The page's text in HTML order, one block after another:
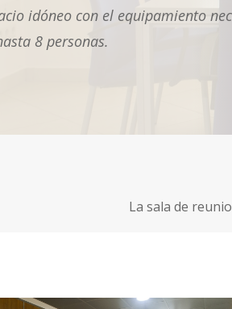
idóneo con el equipamiento
8 personas.
La sala de